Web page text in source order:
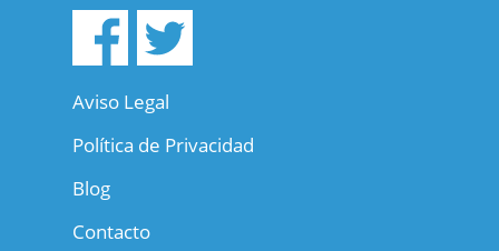
Aviso Legal
Política de Privacidad
Blog
Contacto